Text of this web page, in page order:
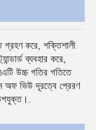
করে, শক্তিশালী
ব্যবহার করে,
উচ্চ গতির গতিতে
অফ ভিউ দূরত্বে প্রেরণ